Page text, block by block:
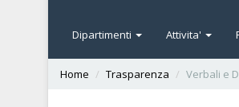
Dipartimenti Attivita'
Home Trasparenza Verbali e